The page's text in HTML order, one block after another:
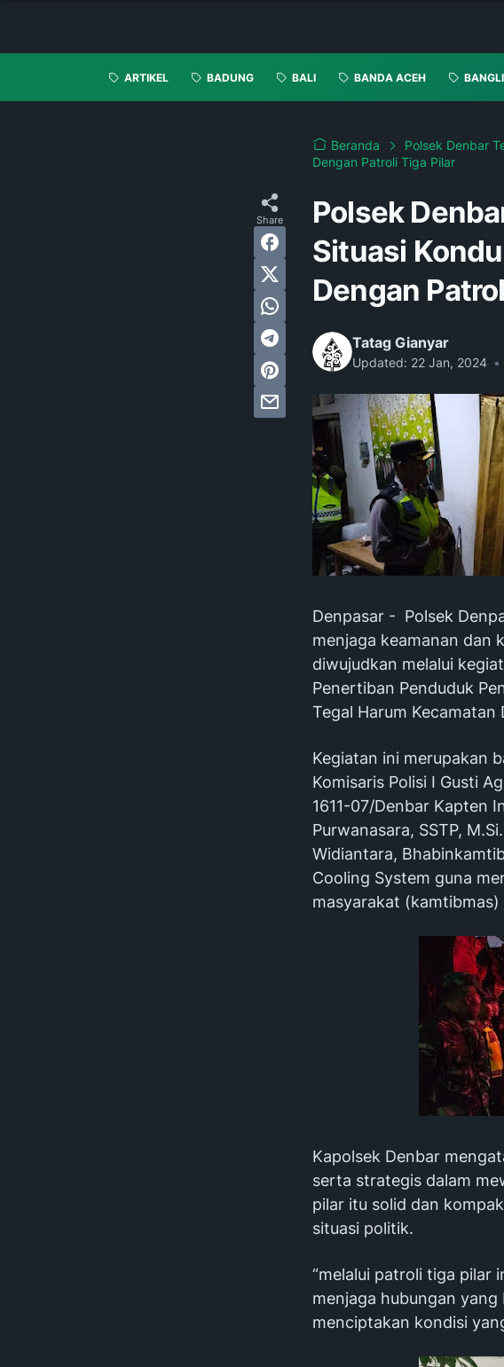
ARTIKEL BADUNG BALI BANDA ACEH BANGLI
Beranda
Polsek Denbar
Dengan Patroli Tiga Pilar
Polsek
Situasi
Dengan
Tatag Gianyar
Updated: 22 Jan, 2024 •
Denpasar - Polsek
menjaga keamanan dan
diwujudkan melalui
Penertiban Penduduk
Tegal Harum
Kegiatan ini merupakan
Komisaris Polisi I Gusti
1611-07/Denbar Kapten
Purwanasara, SSTP,
Widiantara,
Cooling System guna
masyarakat (kamtibmas)
Kapolsek Denbar
serta strategis dalam
pilar itu solid dan
situasi politik.
“melalui patroli tiga pilar
menjaga hubungan
menciptakan kondisi